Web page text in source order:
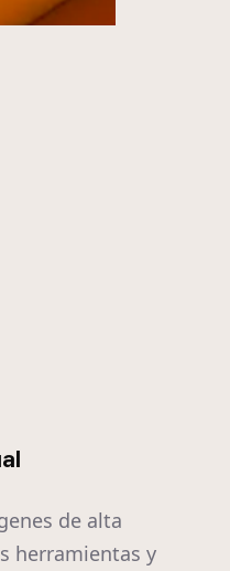
de alta
herramientas y